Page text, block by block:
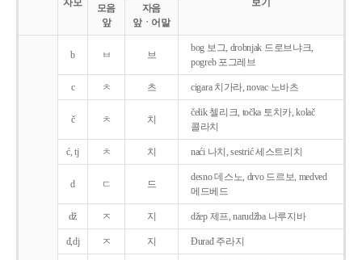
자모
보기
모음
앞
자음
앞ㆍ어말
b ㅂ 브
bog 보그, drobnjak 드로브냐크,
pogreb 포그레브
c ㅊ 츠 cigara 치가라, novac 노바츠
č ㅊ 치
čelik 첼리크, točka 토치카, kolač
콜라치
ć, tj ㅊ 치 naći 나치, sestrić 세스트리치
d ㄷ 드
desno 데스노, drvo 드르보, medved
메드베드
dž ㅈ 지 džep 제프, narudžba 나루지바
đ,dj ㅈ 지 Ðurađ 주라지